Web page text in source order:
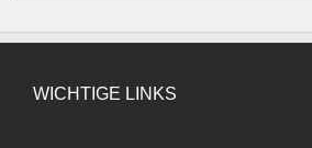
WICHTIGE LINKS